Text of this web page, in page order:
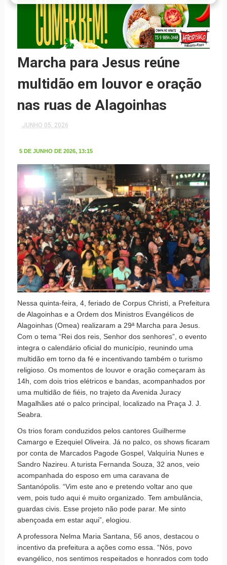
Marcha para Jesus reúne
multidão em louvor e oração
nas ruas de Alagoinhas
JUNHO 05, 2026
5 DE JUNHO DE 2026, 13:15
Nessa quinta-feira, 4, feriado de Corpus Christi, a Prefeitura
de Alagoinhas e a Ordem dos Ministros Evangélicos de
Alagoinhas (Omea) realizaram a 29ª Marcha para Jesus.
Com o tema “Rei dos reis, Senhor dos senhores”, o evento
integra o calendário oficial do município, reunindo uma
multidão em torno da fé e incentivando também o turismo
religioso. Os momentos de louvor e oração começaram às
14h, com dois trios elétricos e bandas, acompanhados por
uma multidão de fiéis, no trajeto da Avenida Juracy
Magalhães até o palco principal, localizado na Praça J. J.
Seabra.
Os trios foram conduzidos pelos cantores Guilherme
Camargo e Ezequiel Oliveira. Já no palco, os shows ficaram
por conta de Marcados Pagode Gospel, Valquíria Nunes e
Sandro Nazireu. A turista Fernanda Souza, 32 anos, veio
acompanhada do esposo em uma caravana de
Santanópolis. “Vim este ano e pretendo voltar ano que
vem, pois tudo aqui é muito organizado. Tem ambulância,
guardas civis. Esse projeto não pode parar. Me sinto
abençoada em estar aqui”, elogiou.
A professora Nelma Maria Santana, 56 anos, destacou o
incentivo da prefeitura a ações como essa. “Nós, povo
evangélico, nos sentimos respeitados e honrados com todo